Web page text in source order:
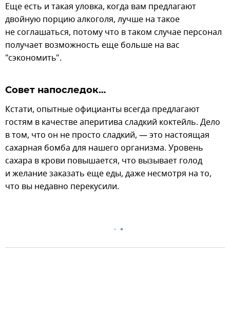
Еще есть и такая уловка, когда вам предлагают
двойную порцию алкоголя, лучше на такое
не соглашаться, потому что в таком случае персонал
получает возможность еще больше на вас
"сэкономить".
Совет напоследок…
Кстати, опытные официанты всегда предлагают
гостям в качестве аперитива сладкий коктейль. Дело
в том, что он не просто сладкий, — это настоящая
сахарная бомба для нашего организма. Уровень
сахара в крови повышается, что вызывает голод
и желание заказать еще еды, даже несмотря на то,
что вы недавно перекусили.